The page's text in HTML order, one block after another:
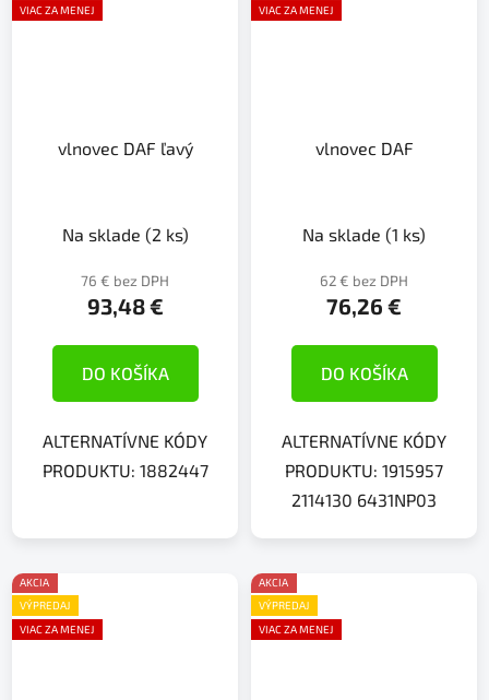
VIAC ZA MENEJ
vlnovec DAF ľavý
Na sklade (2 ks)
76 € bez DPH
93,48 €
DO KOŠÍKA
ALTERNATÍVNE KÓDY
PRODUKTU: 1882447
VIAC ZA MENEJ
vlnovec DAF
Na sklade (1 ks)
62 € bez DPH
76,26 €
DO KOŠÍKA
ALTERNATÍVNE KÓDY
PRODUKTU: 1915957
2114130 6431NP03
AKCIA
VÝPREDAJ
VIAC ZA MENEJ
AKCIA
VÝPREDAJ
VIAC ZA MENEJ